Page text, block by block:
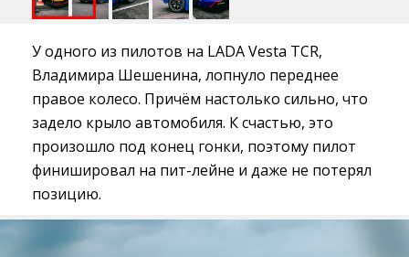
У одного из пилотов на LADA Vesta TCR,
Владимира Шешенина, лопнуло переднее
правое колесо. Причём настолько сильно, что
задело крыло автомобиля. К счастью, это
произошло под конец гонки, поэтому пилот
финишировал на пит-лейне и даже не потерял
позицию.